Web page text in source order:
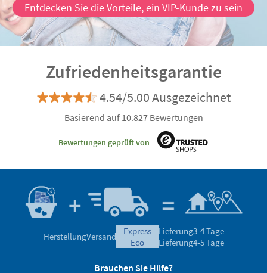
Entdecken Sie die Vorteile, ein VIP-Kunde zu sein
Zufriedenheitsgarantie
4.54/5.00 Ausgezeichnet
Basierend auf 10.827 Bewertungen
Bewertungen geprüft von
HerstellungVersand
express
eco
Lieferung3-4 Tage
Lieferung4-5 Tage
Brauchen Sie Hilfe?